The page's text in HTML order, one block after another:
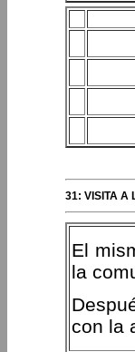
31: VISITA A
El
la
con la